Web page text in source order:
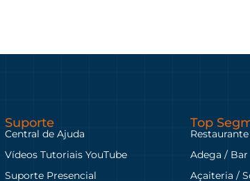
Suporte
Central de Ajuda
Vídeos Tutoriais YouTube
Suporte Presencial
Top
Adega / Bar
Açaiteria /